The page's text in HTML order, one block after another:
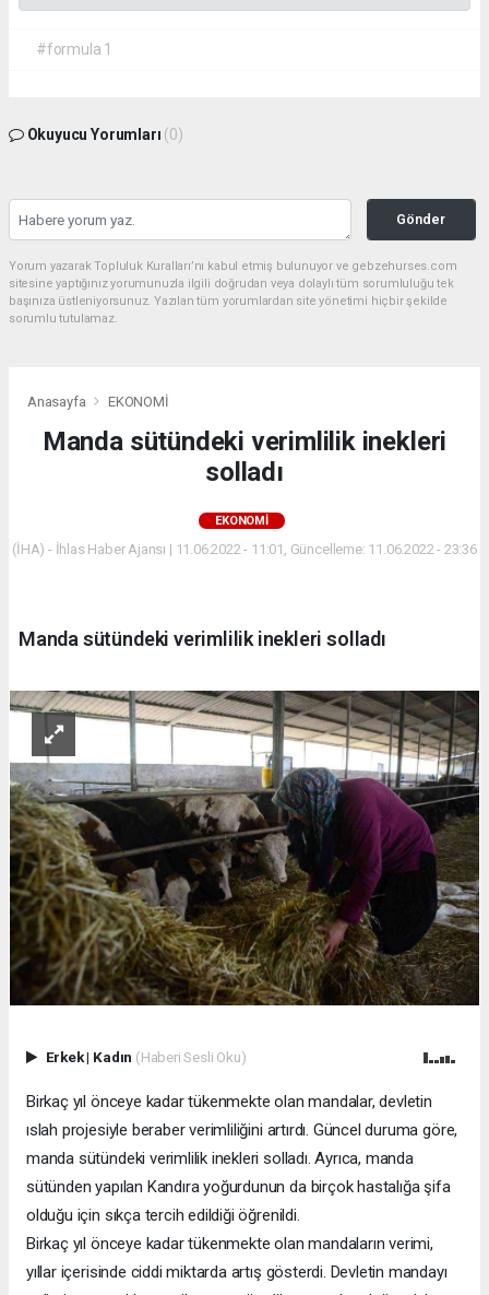
#formula 1
Okuyucu Yorumları (0)
Gönder
Yorum yazarak Topluluk Kuralları’nı kabul etmiş bulunuyor ve gebzehurses.com
sitesine yaptığınız yorumunuzla ilgili doğrudan veya dolaylı tüm sorumluluğu tek
başınıza üstleniyorsunuz. Yazılan tüm yorumlardan site yönetimi hiçbir şekilde
sorumlu tutulamaz.
Anasayfa EKONOMİ
Manda sütündeki verimlilik inekleri
solladı
EKONOMİ
(İHA) - İhlas Haber Ajansı | 11.06.2022 - 11:01, Güncelleme: 11.06.2022 - 23:36
Manda sütündeki verimlilik inekleri solladı
Erkek| Kadın (Haberi Sesli Oku)
Birkaç yıl önceye kadar tükenmekte olan mandalar, devletin
ıslah projesiyle beraber verimliliğini artırdı. Güncel duruma göre,
manda sütündeki verimlilik inekleri solladı. Ayrıca, manda
sütünden yapılan Kandıra yoğurdunun da birçok hastalığa şifa
olduğu için sıkça tercih edildiği öğrenildi.
Birkaç yıl önceye kadar tükenmekte olan mandaların verimi,
yıllar içerisinde ciddi miktarda artış gösterdi. Devletin mandayı